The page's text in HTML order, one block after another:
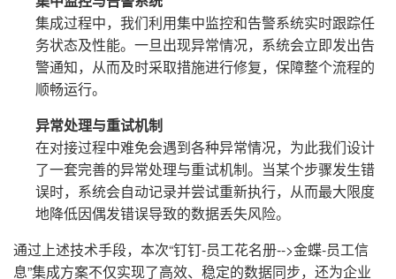
集成过程中，我们利用集中监控和告警系统实时跟踪任
务状态及性能。一旦出现异常情况，系统会立即发出告
警通知，从而及时采取措施进行修复，保障整个流程的
顺畅运行。
异常处理与重试机制
在对接过程中难免会遇到各种异常情况，为此我们设计
了一套完善的异常处理与重试机制。当某个步骤发生错
误时，系统会自动记录并尝试重新执行，从而最大限度
地降低因偶发错误导致的数据丢失风险。
通过上述技术手段，本次“钉钉-员工花名册-->金蝶-员工信
息”集成方案不仅实现了高效、稳定的数据同步，还为企业